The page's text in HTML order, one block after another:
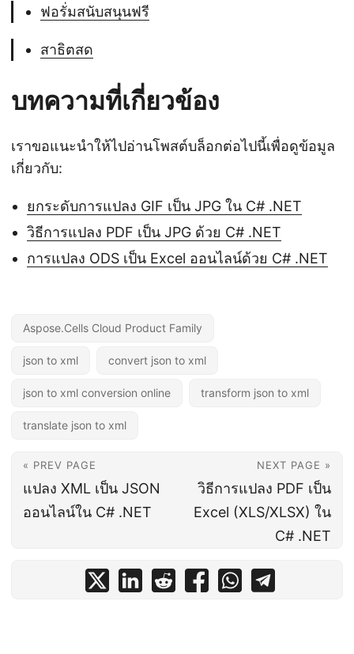
ฟอรั่มสนับสนุนฟรี
สาธิตสด
บทความที่เกี่ยวข้อง
เราขอแนะนำให้ไปอ่านโพสต์บล็อกต่อไปนี้เพื่อดูข้อมูล
เกี่ยวกับ:
ยกระดับการแปลง GIF เป็น JPG ใน C# .NET
วิธีการแปลง PDF เป็น JPG ด้วย C# .NET
การแปลง ODS เป็น Excel ออนไลน์ด้วย C# .NET
Aspose.Cells Cloud Product Family
json to xml convert json to xml
json to xml conversion online transform json to xml
translate json to xml
« PREV PAGE
แปลง XML เป็น JSON
ออนไลน์ใน C# .NET
NEXT PAGE »
วิธีการแปลง PDF เป็น
Excel (XLS/XLSX) ใน
C# .NET